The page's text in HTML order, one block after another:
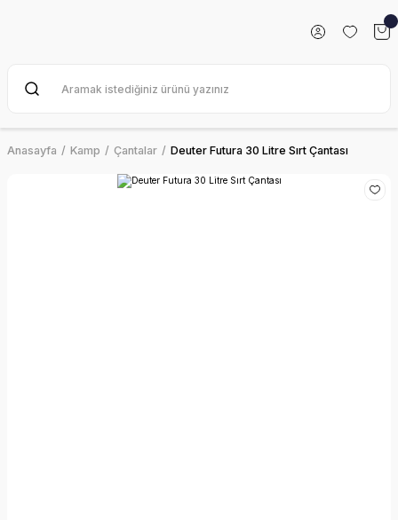
Anasayfa Kamp Çantalar Deuter Futura 30 Litre Sırt Çantası